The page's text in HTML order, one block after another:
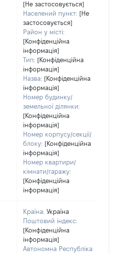
[Не застосовується]
Населений пункт: [Не
застосовується]
Район у місті:
[Конфіденційна
інформація]
Тип: [Конфіденційна
інформація]
Назва: [Конфіденційна
інформація]
Номер будинку/
земельної ділянки:
[Конфіденційна
інформація]
Номер корпусу/секції/
блоку: [Конфіденційна
інформація]
Номер квартири/
кімнати/гаражу:
[Конфіденційна
інформація]
Країна: Україна
Поштовий індекс:
[Конфіденційна
інформація]
Автономна Республіка